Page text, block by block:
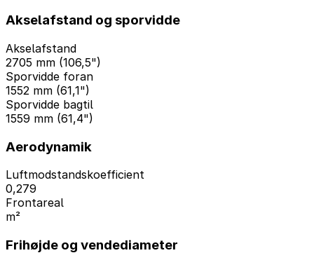
Akselafstand og sporvidde
Akselafstand
2705 mm (106,5")
Sporvidde foran
1552 mm (61,1")
Sporvidde bagtil
1559 mm (61,4")
Aerodynamik
Luftmodstandskoefficient
0,279
Frontareal
m²
Frihøjde og vendediameter